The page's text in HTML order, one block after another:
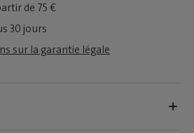
de 75 €
30 jours
sur la garantie légale